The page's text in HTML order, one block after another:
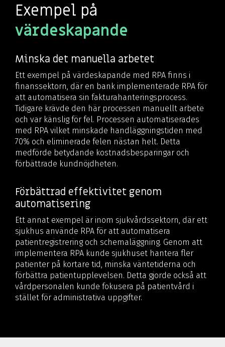
Exempel på
värdeskapande
Minska det manuella arbetet
Ett exempel på värdeskapande med RPA finns i
finanssektorn, där en bank implementerade RPA för
att automatisera sin fakturahanteringsprocess.
Tidigare krävde den här processen manuellt arbete
och var känslig för fel. Processen automatiserades
med RPA vilket minskade handläggningstiden med
70% och eliminerade felen nästan helt. Detta
medförde betydande kostnadsbesparingar och
förbättrade kundnöjdheten.
Förbättrad effektivitet genom
automatisering
Ett annat exempel är inom sjukvårdssektorn, där ett
sjukhus använde RPA för att automatisera
patientregistrering och schemaläggning. Genom att
implementera RPA kunde sjukhuset hantera fler
patienter på kortare tid, minska väntetiderna och
förbättra patientupplevelsen. Detta gjorde också att
vårdpersonalen kunde fokusera på patientvård i
stället för administrativa uppgifter.